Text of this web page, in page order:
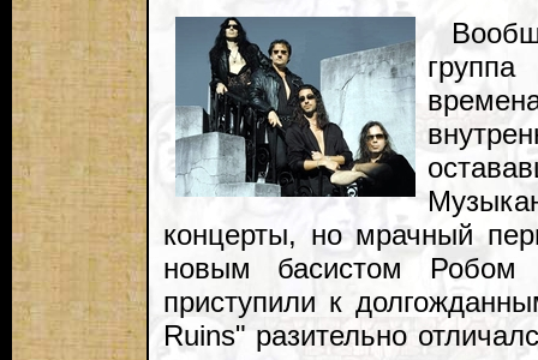
концерты, но мрачный
новым басистом Робом
приступили к
Ruins" разительно